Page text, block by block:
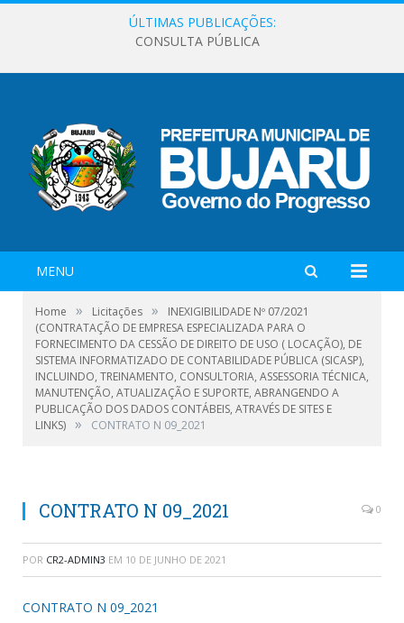
ÚLTIMAS PUBLICAÇÕES:
CONSULTA PÚBLICA
MENU
Home » Licitações »
INEXIGIBILIDADE Nº 07/2021
(CONTRATAÇÃO DE EMPRESA ESPECIALIZADA PARA O
FORNECIMENTO DA CESSÃO DE DIREITO DE USO ( LOCAÇÃO), DE
SISTEMA INFORMATIZADO DE CONTABILIDADE PÚBLICA (SICASP),
INCLUINDO, TREINAMENTO, CONSULTORIA, ASSESSORIA TÉCNICA,
MANUTENÇÃO, ATUALIZAÇÃO E SUPORTE, ABRANGENDO A
PUBLICAÇÃO DOS DADOS CONTÁBEIS, ATRAVÉS DE SITES E
LINKS) » CONTRATO N 09_2021
CONTRATO N 09_2021 0
POR CR2-ADMIN3 EM 10 DE JUNHO DE 2021
CONTRATO N 09_2021